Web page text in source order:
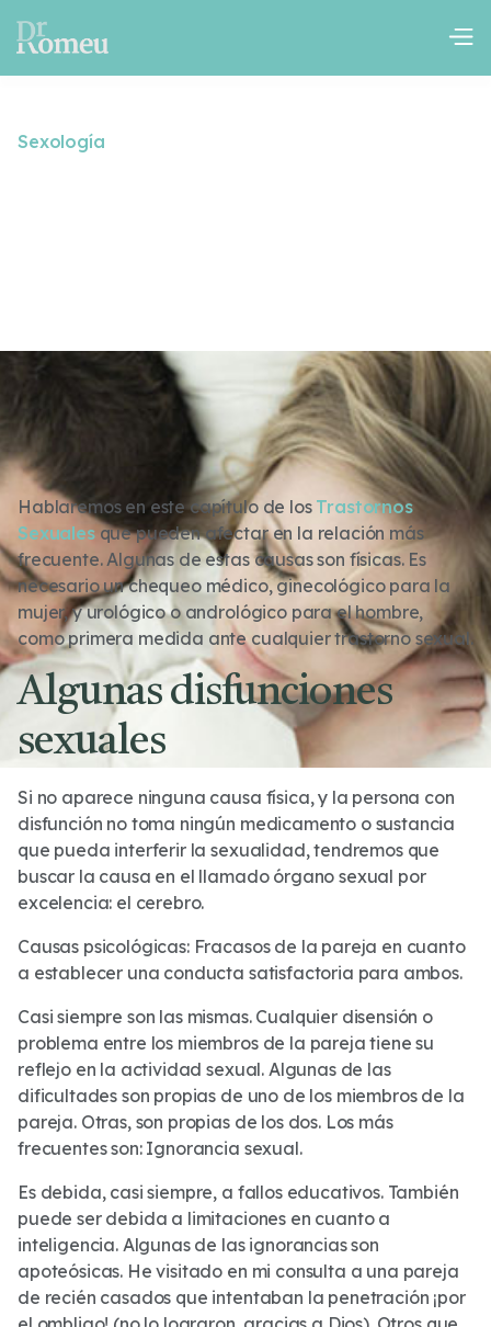
Sexología
Hablaremos en este capítulo de los Trastornos
Sexualesque pueden afectar en la relación más
frecuente. Algunas de estas causas son físicas. Es
necesario un chequeo médico, ginecológico para la
mujer, y urológico o andrológico para el hombre,
como primera medida ante cualquier trastorno sexual.
Algunas disfunciones
sexuales
Si no aparece ninguna causa física, y la persona con
disfunción no toma ningún medicamento o sustancia
que pueda interferir la sexualidad, tendremos que
buscar la causa en el llamado órgano sexual por
excelencia: el cerebro.
Causas psicológicas: Fracasos de la pareja en cuanto
a establecer una conducta satisfactoria para ambos.
Casi siempre son las mismas. Cualquier disensión o
problema entre los miembros de la pareja tiene su
reflejo en la actividad sexual. Algunas de las
dificultades son propias de uno de los miembros de la
pareja. Otras, son propias de los dos. Los más
frecuentes son: Ignorancia sexual.
Es debida, casi siempre, a fallos educativos. También
puede ser debida a limitaciones en cuanto a
inteligencia. Algunas de las ignorancias son
apoteósicas. He visitado en mi consulta a una pareja
de recién casados que intentaban la penetración ¡por